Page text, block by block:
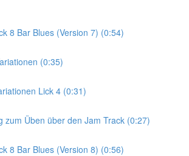
8 Bar Blues (Version 7) (0:54)
(0:35)
Lick 4 (0:31)
zum Üben über den Jam Track (0:27)
8 Bar Blues (Version 8) (0:56)